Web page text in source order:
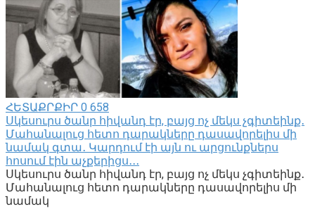
ՀԵՏԱՔՐՔԻՐ 0 658
Սկեսուրս ծանր հիվանդ էր, բայց ոչ մեկս չգիտեինք․
Մահանալուց հետո դարակները դասավորելիս մի
նամակ գտա․ Կարդում էի այն ու արցունքներս
հոսում էին աչքերիցս․․․
Սկեսուրս ծանր հիվանդ էր, բայց ոչ մեկս չգիտեինք․
Մահանալուց հետո դարակները դասավորելիս մի
նամակ